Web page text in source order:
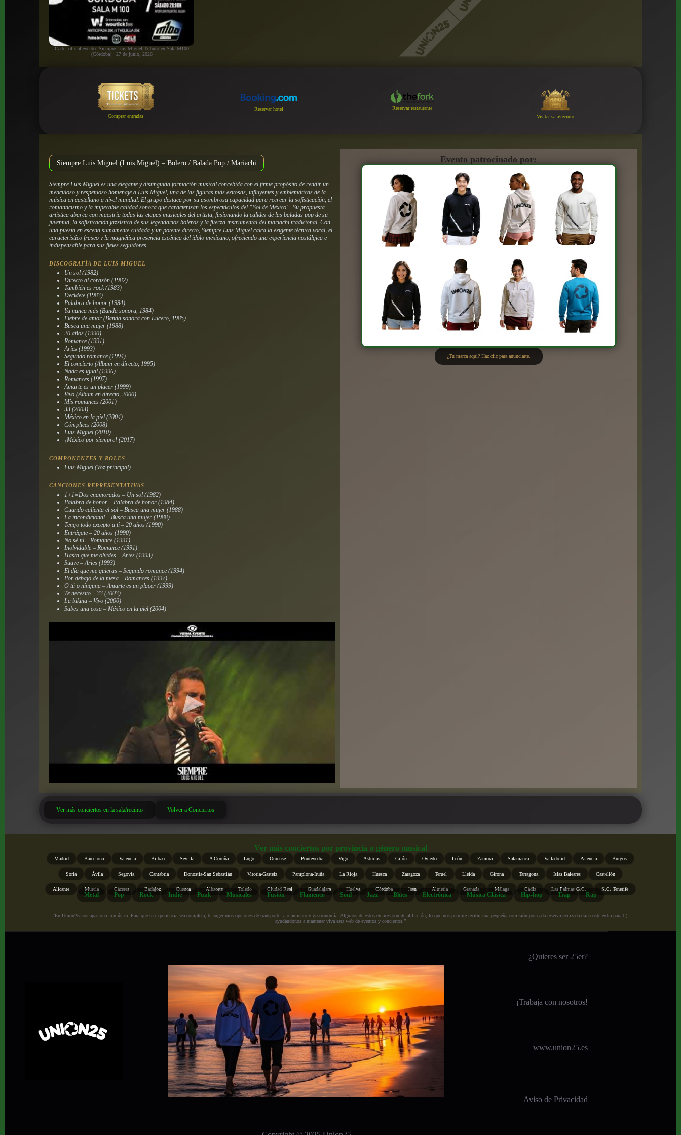
Cartel oficial evento: Siempre Luis Miguel Tributo en Sala M100
(Córdoba) · 27 de junio, 2026
Comprar entradas
Reservar hotel
Reservar restaurante
Visitar sala/recinto
Siempre Luis Miguel (Luis Miguel) – Bolero / Balada Pop / Mariachi
Siempre Luis Miguel es una elegante y distinguida formación musical concebida con el firme propósito de rendir un
meticuloso y respetuoso homenaje a Luis Miguel, una de las figuras más exitosas, influyentes y emblemáticas de la
música en castellano a nivel mundial. El grupo destaca por su asombrosa capacidad para recrear la sofisticación, el
romanticismo y la impecable calidad sonora que caracterizan los espectáculos del “Sol de México”. Su propuesta
artística abarca con maestría todas las etapas musicales del artista, fusionando la calidez de las baladas pop de su
juventud, la sofisticación jazzística de sus legendarios boleros y la fuerza instrumental del mariachi tradicional. Con
una puesta en escena sumamente cuidada y un potente directo, Siempre Luis Miguel calca la exigente técnica vocal, el
característico fraseo y la magnética presencia escénica del ídolo mexicano, ofreciendo una experiencia nostálgica e
indispensable para sus fieles seguidores.
DISCOGRAFÍA DE LUIS MIGUEL
Un sol (1982)
Directo al corazón (1982)
También es rock (1983)
Decídete (1983)
Palabra de honor (1984)
Ya nunca más (Banda sonora, 1984)
Fiebre de amor (Banda sonora con Lucero, 1985)
Busca una mujer (1988)
20 años (1990)
Romance (1991)
Aries (1993)
Segundo romance (1994)
El concierto (Álbum en directo, 1995)
Nada es igual (1996)
Romances (1997)
Amarte es un placer (1999)
Vivo (Álbum en directo, 2000)
Mis romances (2001)
33 (2003)
México en la piel (2004)
Cómplices (2008)
Luis Miguel (2010)
¡México por siempre! (2017)
COMPONENTES Y ROLES
Luis Miguel (Voz principal)
CANCIONES REPRESENTATIVAS
1+1=Dos enamorados – Un sol (1982)
Palabra de honor – Palabra de honor (1984)
Cuando calienta el sol – Busca una mujer (1988)
La incondicional – Busca una mujer (1988)
Tengo todo excepto a ti – 20 años (1990)
Entrégate – 20 años (1990)
No sé tú – Romance (1991)
Inolvidable – Romance (1991)
Hasta que me olvides – Aries (1993)
Suave – Aries (1993)
El día que me quieras – Segundo romance (1994)
Por debajo de la mesa – Romances (1997)
O tú o ninguna – Amarte es un placer (1999)
Te necesito – 33 (2003)
La bikina – Vivo (2000)
Sabes una cosa – México en la piel (2004)
Evento patrocinado por:
¿Tu marca aquí? Haz clic para anunciarte.
Ver más conciertos en la sala/recinto Volver a Conciertos
Ver más conciertos por provincia o género musical
Madrid Barcelona Valencia Bilbao Sevilla A Coruña Lugo Ourense Pontevedra Vigo Asturias Gijón Oviedo León Zamora Salamanca Valladolid Palencia Burgos
Soria Ávila Segovia Cantabria Donostia-San Sebastián Vitoria-Gasteiz Pamplona-Iruña La Rioja Huesca Zaragoza Teruel Lleida Girona Tarragona Islas Baleares Castellón
Alicante Murcia Cáceres Badajoz Cuenca Albacete Toledo Ciudad Real Guadalajara Huelva Córdoba Jaén Almería Granada Málaga Cádiz Las Palmas G.C. S.C. Tenerife
Metal Pop Rock Indie Punk Musicales Fusión Flamenco Soul Jazz Blues Electrónica Música Clásica Hip-hop Trap Rap
“En Union25 nos apasiona la música. Para que tu experiencia sea completa, te sugerimos opciones de transporte, alojamiento y gastronomía. Algunos de estos enlaces son de afiliación, lo que nos permite recibir una pequeña comisión por cada reserva realizada (sin coste extra para ti),
ayudándonos a mantener viva esta web de eventos y conciertos.”
¿Quieres ser 25er?
¡Trabaja con nosotros!
www.union25.es
Aviso de Privacidad